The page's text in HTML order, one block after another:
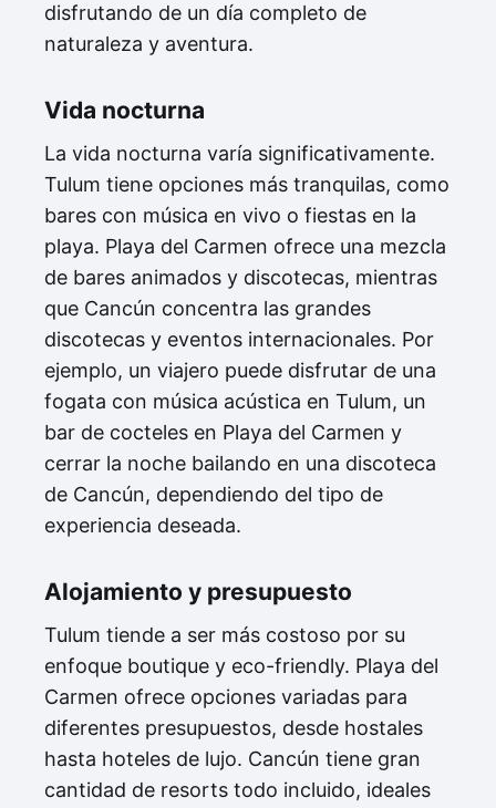
disfrutando de un día completo de
naturaleza y aventura.
Vida nocturna
La vida nocturna varía significativamente.
Tulum tiene opciones más tranquilas, como
bares con música en vivo o fiestas en la
playa. Playa del Carmen ofrece una mezcla
de bares animados y discotecas, mientras
que Cancún concentra las grandes
discotecas y eventos internacionales. Por
ejemplo, un viajero puede disfrutar de una
fogata con música acústica en Tulum, un
bar de cocteles en Playa del Carmen y
cerrar la noche bailando en una discoteca
de Cancún, dependiendo del tipo de
experiencia deseada.
Alojamiento y presupuesto
Tulum tiende a ser más costoso por su
enfoque boutique y eco-friendly. Playa del
Carmen ofrece opciones variadas para
diferentes presupuestos, desde hostales
hasta hoteles de lujo. Cancún tiene gran
cantidad de resorts todo incluido, ideales